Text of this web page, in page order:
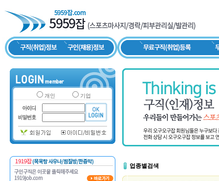
개인 기업
업종별검색